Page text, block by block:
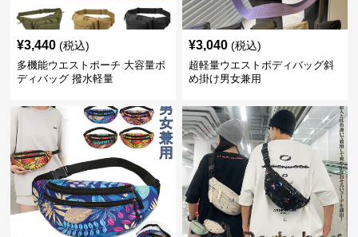
¥3,440 (税込)
多機能ウエストポーチ 大容量ボ
ディバッグ 撥水軽量
¥3,040 (税込)
超軽量ウエストボディバッグ斜
め掛け男女兼用